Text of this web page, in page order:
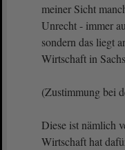
meiner Sicht
Unrecht - immer
sondern das liegt
Wirtschaft in
(Zustimmung bei
Diese ist nämlich
Wirtschaft hat